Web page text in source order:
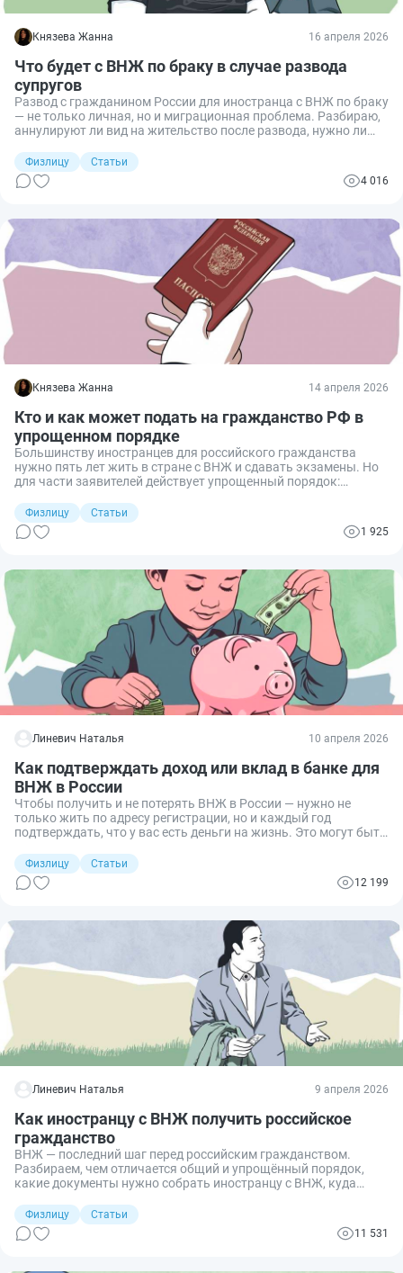
Князева Жанна 16 апреля 2026
Что будет с ВНЖ по браку в случае развода
супругов
Развод с гражданином России для иностранца с ВНЖ по браку
— не только личная, но и миграционная проблема. Разбираю,
аннулируют ли вид на жительство после развода, нужно ли
Физлицу
Статьи
4 016
Князева Жанна 14 апреля 2026
Кто и как может подать на гражданство РФ в
упрощенном порядке
Большинству иностранцев для российского гражданства
нужно пять лет жить в стране с ВНЖ и сдавать экзамены. Но
для части заявителей действует упрощенный порядок:
кто может воспользоваться упрощением, какие именно
послабления предусмотрены и по каким шагам следует
подать заявление.
Физлицу
Статьи
1 925
Линевич Наталья 10 апреля 2026
Как подтверждать доход или вклад в банке для
ВНЖ в России
Чтобы получить и не потерять ВНЖ в России — нужно не
только жить по адресу регистрации, но и каждый год
подтверждать, что у вас есть деньги на жизнь. Это могут быть
Разберем, какая сумма нужна в 2026 году, какие документы
подойдут для подтверждения и как использовать банковский
счет вместо справки 2‑НДФЛ.
Физлицу
Статьи
12 199
Линевич Наталья 9 апреля 2026
Как иностранцу с ВНЖ получить российское
гражданство
ВНЖ — последний шаг перед российским гражданством.
Разбираем, чем отличается общий и упрощённый порядок,
какие документы нужно собрать иностранцу с ВНЖ, куда
причинам могут отказать.
Физлицу
Статьи
11 531